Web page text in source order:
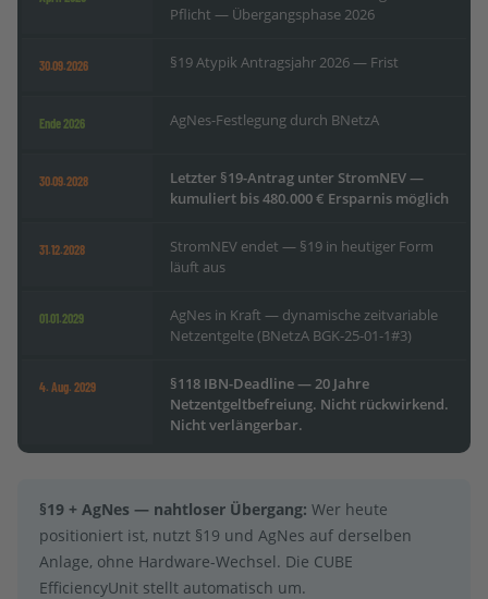
Pflicht — Übergangsphase 2026
30.09.2026 §19 Atypik Antragsjahr 2026 — Frist
Ende 2026 AgNes-Festlegung durch BNetzA
30.09.2028
Letzter §19-Antrag unter StromNEV —
kumuliert bis 480.000 € Ersparnis möglich
31.12.2028
StromNEV endet — §19 in heutiger Form
läuft aus
01.01.2029
AgNes in Kraft — dynamische zeitvariable
Netzentgelte (BNetzA BGK-25-01-1#3)
4. Aug. 2029
§118 IBN-Deadline — 20 Jahre
Netzentgeltbefreiung. Nicht rückwirkend.
Nicht verlängerbar.
§19 + AgNes — nahtloser Übergang: Wer heute
positioniert ist, nutzt §19 und AgNes auf derselben
Anlage, ohne Hardware-Wechsel. Die CUBE
EfficiencyUnit stellt automatisch um.